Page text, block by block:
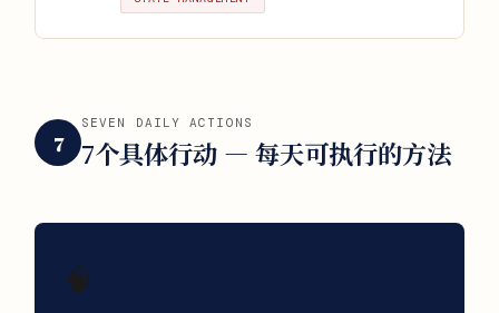
7
SEVEN DAILY ACTIONS
7个具体行动 — 每天可执行的方法
🧠